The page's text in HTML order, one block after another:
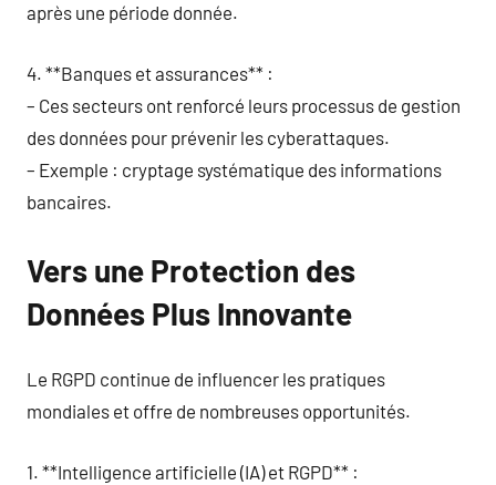
après une période donnée.
4. **Banques et assurances** :
– Ces secteurs ont renforcé leurs processus de gestion
des données pour prévenir les cyberattaques.
– Exemple : cryptage systématique des informations
bancaires.
Vers une Protection des
Données Plus Innovante
Le RGPD continue de influencer les pratiques
mondiales et offre de nombreuses opportunités.
1. **Intelligence artificielle (IA) et RGPD** :